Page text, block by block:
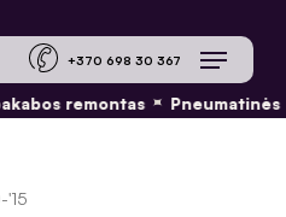
+370 698 30
Menu
remontas✦ Pneumatinės
'15
Close
Filters